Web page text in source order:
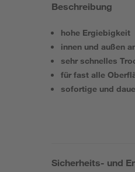
Beschreibung
hohe Ergiebigkeit
innen und außen
sehr schnelles
für fast alle
sofortige und
Sicherheits- und